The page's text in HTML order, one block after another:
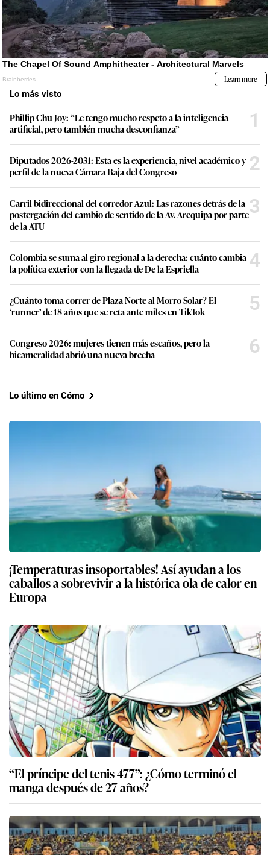
Lo más visto
Phillip Chu Joy: “Le tengo mucho respeto a la inteligencia
artificial, pero también mucha desconfianza”
1
Diputados 2026-2031: Esta es la experiencia, nivel académico y
perfil de la nueva Cámara Baja del Congreso
2
Carril bidireccional del corredor Azul: Las razones detrás de la
postergación del cambio de sentido de la Av. Arequipa por parte
de la ATU
3
Colombia se suma al giro regional a la derecha: cuánto cambia
la política exterior con la llegada de De la Espriella
4
¿Cuánto toma correr de Plaza Norte al Morro Solar? El
‘runner’ de 18 años que se reta ante miles en TikTok
5
Congreso 2026: mujeres tienen más escaños, pero la
bicameralidad abrió una nueva brecha
6
Lo último en Cómo
¡Temperaturas insoportables! Así ayudan a los
caballos a sobrevivir a la histórica ola de calor en
Europa
“El príncipe del tenis 477”: ¿Cómo terminó el
manga después de 27 años?